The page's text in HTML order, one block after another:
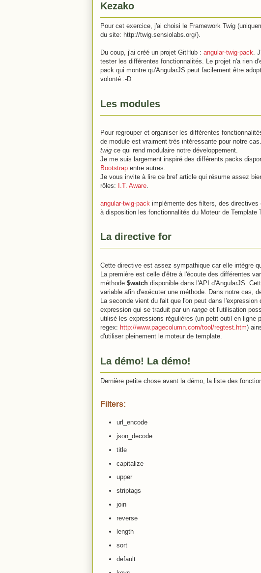
Kezako
Pour cet exercice, j'ai choisi le Framework Twig
du site: http://twig.sensiolabs.org/).
Du coup, j'ai créé un projet GitHub : angular-twig-pack.
tester les différentes fonctionnalités. Le projet n'a rien
pack qui montre qu'AngularJS peut facilement être
volonté :-D
Les modules
Pour regrouper et organiser les différentes
de module est vraiment très intéressante pour notre
twig ce qui rend modulaire notre développement.
Je me suis largement inspiré des différents packs
Bootstrap entre autres.
Je vous invite à lire ce bref article qui résume assez
rôles: I.T. Aware
angular-twig-pack implémente des filters, des
à disposition les fonctionnalités du Moteur de Template
La directive for
Cette directive est assez sympathique car elle intègre
La première est celle d'être à l'écoute des différentes
méthode $watch disponible dans l'API d'AngularJS.
variable afin d'exécuter une méthode. Dans notre cas,
La seconde vient du fait que l'on peut dans
expression qui se traduit par un range et l'utilisation
utilisé les expressions régulières (un petit outil en ligne
regex: http://www.pagecolumn.com/tool/regtest.htm)
d'utiliser pleinement le moteur de template.
La démo! La démo!
Dernière petite chose avant la démo, la liste des
Filters:
url_encode
json_decode
title
capitalize
upper
striptags
join
reverse
length
sort
default